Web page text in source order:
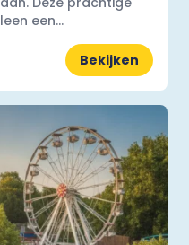
een...
Bekijken